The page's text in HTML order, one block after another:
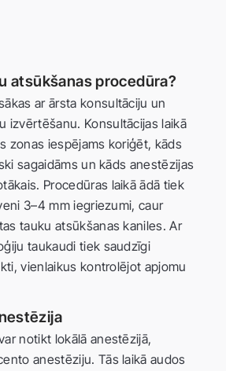
atsūkšanas procedūra?
ar ārsta konsultāciju un
izvērtēšanu. Konsultācijas laikā
zonas iespējams koriģēt, kāds
sagaidāms un kāds anestēzijas
Procedūras laikā ādā tiek
3–4 mm iegriezumi, caur
tauku atsūkšanas kaniles. Ar
taukaudi tiek saudzīgi
vienlaikus kontrolējot apjomu
notikt lokālā anestēzijā,
anestēziju. Tās laikā audos